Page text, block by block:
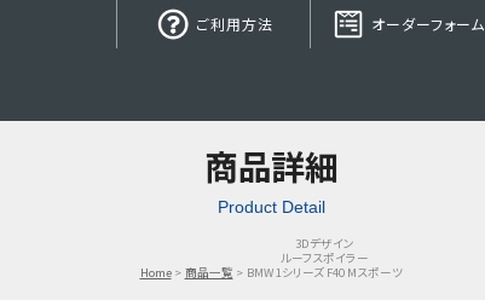
ご利用方法 オーダーフォーム
商品詳細
Product Detail
Home 商品一覧
3Dデザイン
ルーフスポイラー
BMW 1シリーズ F40 Mスポーツ